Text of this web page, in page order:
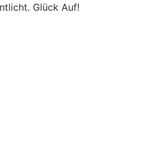
Glück Auf!